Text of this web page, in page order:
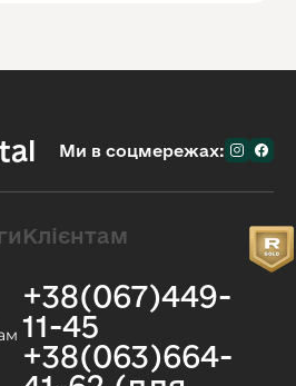
Ми в соцмережах:
Клієнтам
+38(067)449-
11-45
+38(063)664-